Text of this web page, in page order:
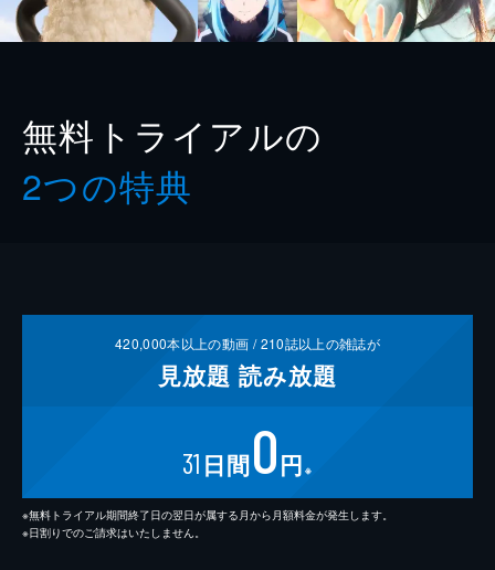
無料トライアルの
2つの特典
420,000本以上の動画 /210誌以上の雑誌が
見放題 読み放題
31 日間0円 ※
※無料トライアル期間終了日の翌日が属する月から月額料金が発生します。
※日割りでのご請求はいたしません。